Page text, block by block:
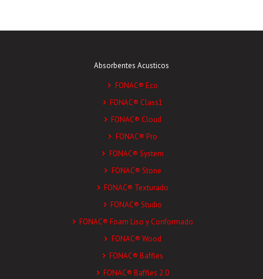
Absorbentes Acusticos
FONAC® Eco
FONAC® Class1
FONAC® Cloud
FONAC® Pro
FONAC® System
FONAC® Stone
FONAC® Texturado
FONAC® Studio
FONAC® Foam Liso y Conformado
FONAC® Wood
FONAC® Baffles
FONAC® Baffles 2.0